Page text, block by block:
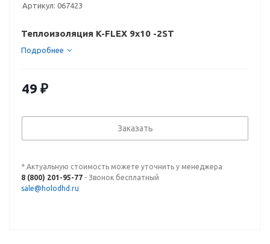
Артикул: 067423
Теплоизоляция K-FLEX 9x10 -2ST
Подробнее
49 ₽
Заказать
* Актуальную стоимость можете уточнить у менеджера
8 (800) 201-95-77 - Звонок бесплатный
sale@holodhd.ru